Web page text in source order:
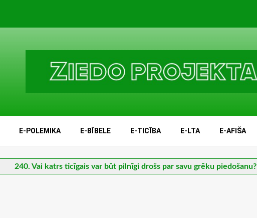
E-POLEMIKA E-BĪBELE E-TICĪBA E-LTA E-AFIŠA
240. Vai katrs ticīgais var būt pilnīgi drošs par savu grēku piedošanu?